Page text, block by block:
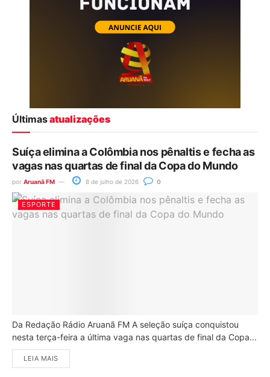
Últimasatualizações
Suíça elimina a Colômbia nos pênaltis e fecha as
vagas nas quartas de final da Copa do Mundo
por Aruanã FM 8 de julho de 2026 0
ESPORTE
Da Redação Rádio Aruanã FM A seleção suíça conquistou
nesta terça-feira a última vaga nas quartas de final da Copa...
LEIA MAIS